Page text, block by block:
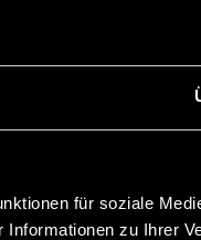
für soziale
zu Ihrer
sowie in
diese aus